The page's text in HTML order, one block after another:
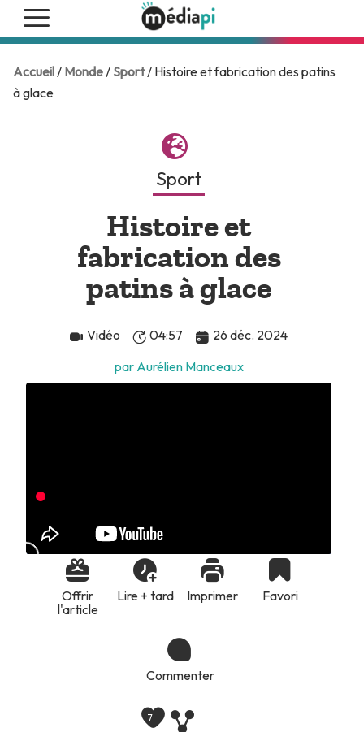
Accueil/ Monde/ Sport/ Histoire et fabrication des patins
à glace
Sport
Histoire et
fabrication des
patins à glace
Vidéo 04:57
26 déc. 2024
par Aurélien Manceaux
Offrir
l'article
Lire + tard Imprimer Favori
Commenter
7